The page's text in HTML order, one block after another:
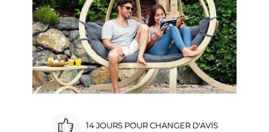
14 JOURS POUR CHANGER D'AVIS